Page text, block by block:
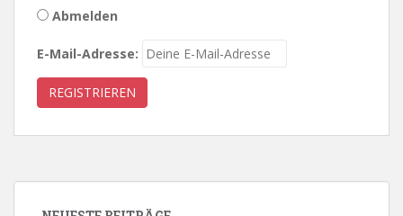
Abmelden
E-Mail-Adresse: